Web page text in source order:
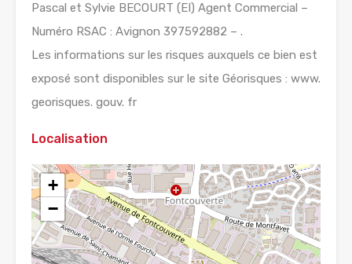
Pascal et Sylvie BECOURT (EI) Agent Commercial –
Numéro RSAC : Avignon 397592882 – .
Les informations sur les risques auxquels ce bien est
exposé sont disponibles sur le site Géorisques : www.
georisques. gouv. fr
Localisation
+
−